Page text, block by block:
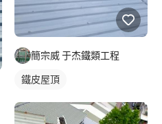
簡宗威 于杰鐵類工程
鐵皮屋頂